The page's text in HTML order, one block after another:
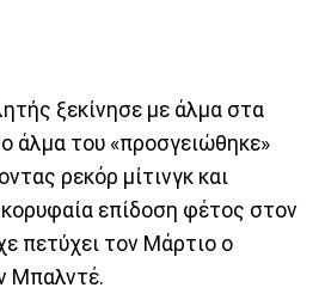
ξεκίνησε με άλμα στα
άλμα του «προσγειώθηκε»
ρεκόρ μίτινγκ και
επίδοση φέτος στον
πετύχει τον Μάρτιο ο
Μπαλντέ.